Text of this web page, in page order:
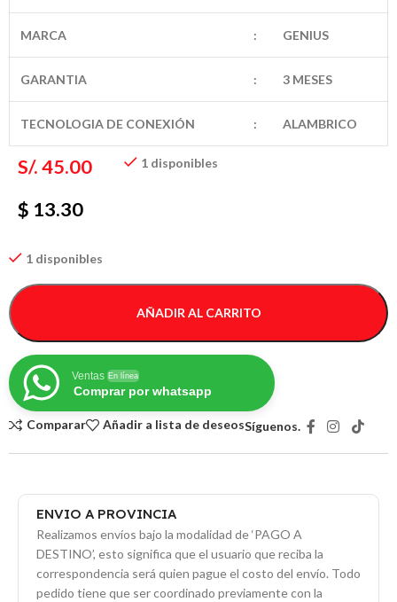
MARCA : GENIUS
GARANTIA : 3 MESES
TECNOLOGIA DE CONEXIÓN : ALAMBRICO
S/.45.00
$ 13.30
1 disponibles
1 disponibles
AÑADIR AL CARRITO
Ventas En línea
Comprar por whatsapp
Comparar Añadir a lista de deseosSíguenos.
ENVIO A PROVINCIA
Realizamos envíos bajo la modalidad de ‘PAGO A
DESTINO’, esto significa que el usuario que reciba la
correspondencia será quien pague el costo del envío. Todo
pedido tiene que ser coordinado previamente con la